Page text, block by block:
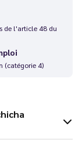
de l'article 48 du
(catégorie 4)